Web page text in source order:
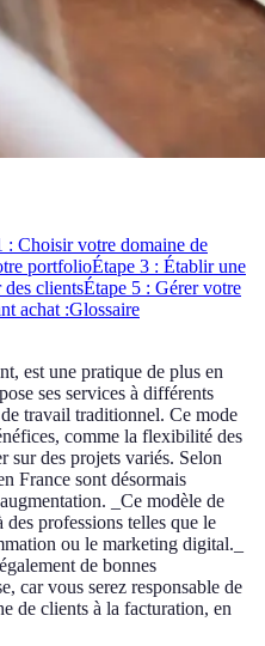
: Choisir votre domaine de
portfolioÉtape 3 : Établir une
clientsÉtape 5 : Gérer votre
achat :Glossaire
est une pratique de plus en
ses services à différents
travail traditionnel. Ce mode
comme la flexibilité des
sur des projets variés. Selon
France sont désormais
_Ce modèle de
professions telles que le
ou le marketing digital._
de bonnes
car vous serez responsable de
de clients à la facturation, en